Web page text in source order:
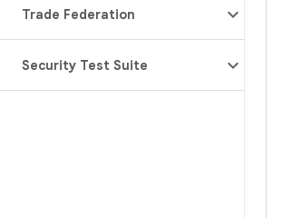
Trade Federation
Security Test Suite